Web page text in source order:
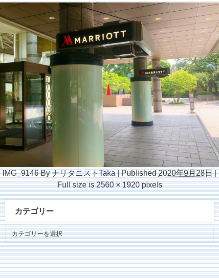
IMG_9146 By ナリタニストTaka | Published 2020年9月28日 |
Full size is2560 × 1920pixels
カテゴリー